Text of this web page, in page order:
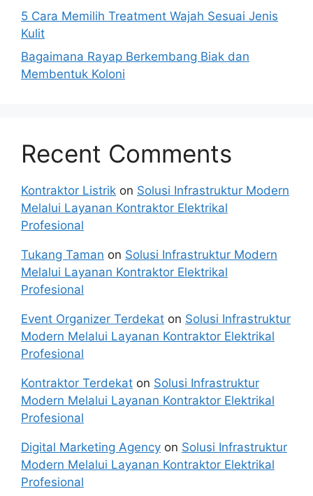
5 Cara Memilih Treatment Wajah Sesuai Jenis
Kulit
Bagaimana Rayap Berkembang Biak dan
Membentuk Koloni
Recent Comments
Kontraktor Listrik on Solusi Infrastruktur Modern
Melalui Layanan Kontraktor Elektrikal
Profesional
Tukang Taman on Solusi Infrastruktur Modern
Melalui Layanan Kontraktor Elektrikal
Profesional
Event Organizer Terdekat on Solusi Infrastruktur
Modern Melalui Layanan Kontraktor Elektrikal
Profesional
Kontraktor Terdekat on Solusi Infrastruktur
Modern Melalui Layanan Kontraktor Elektrikal
Profesional
Digital Marketing Agency on Solusi Infrastruktur
Modern Melalui Layanan Kontraktor Elektrikal
Profesional